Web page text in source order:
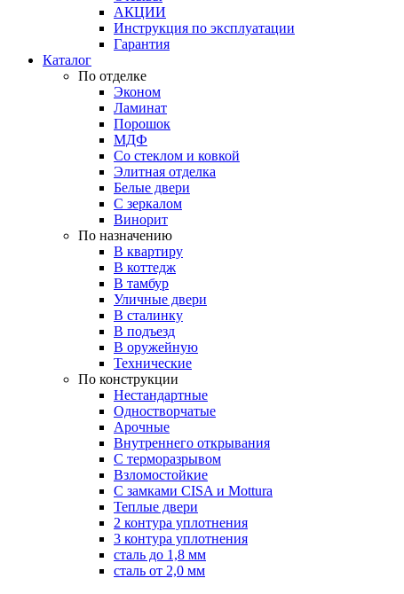
АКЦИИ
Инструкция по эксплуатации
Гарантия
Каталог
По отделке
Эконом
Ламинат
Порошок
МДФ
Со стеклом и ковкой
Элитная отделка
Белые двери
С зеркалом
Винорит
По назначению
В квартиру
В коттедж
В тамбур
Уличные двери
В сталинку
В подъезд
В оружейную
Технические
По конструкции
Нестандартные
Одностворчатые
Арочные
Внутреннего открывания
С терморазрывом
Взломостойкие
С замками CISA и Mottura
Теплые двери
2 контура уплотнения
3 контура уплотнения
сталь до 1,8 мм
сталь от 2,0 мм